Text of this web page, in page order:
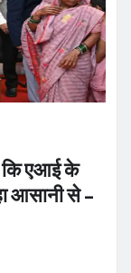
कि एआई के
आसानी से –